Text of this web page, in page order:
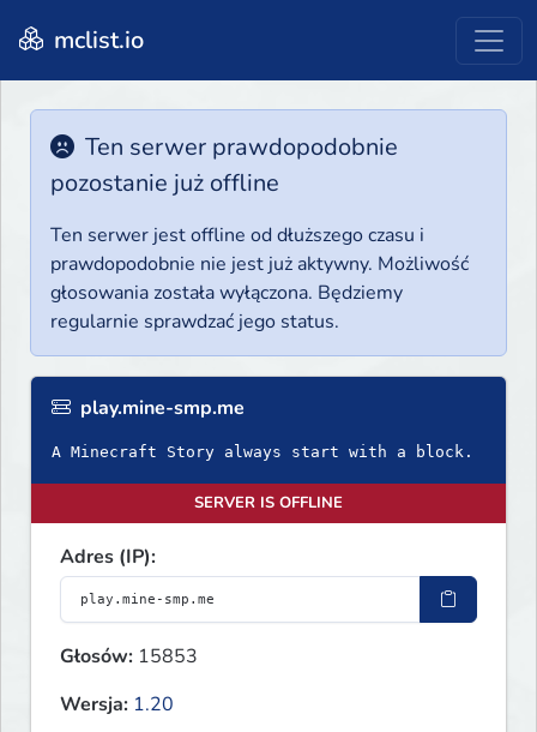
mclist.io
Ten serwer prawdopodobnie
pozostanie już offline
Ten serwer jest offline od dłuższego czasu i
prawdopodobnie nie jest już aktywny. Możliwość
głosowania została wyłączona. Będziemy
regularnie sprawdzać jego status.
play.mine-smp.me
A Minecraft Story always start with a block.
SERVER IS OFFLINE
Adres (IP):
Głosów: 15853
Wersja: 1.20